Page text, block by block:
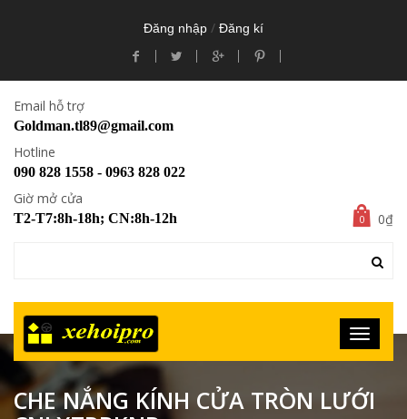
Đăng nhập / Đăng kí
Email hỗ trợ
Goldman.tl89@gmail.com
Hotline
090 828 1558 - 0963 828 022
Giờ mở cửa
T2-T7:8h-18h; CN:8h-12h 0 0₫
CHE NẮNG KÍNH CỬA TRÒN LƯỚI